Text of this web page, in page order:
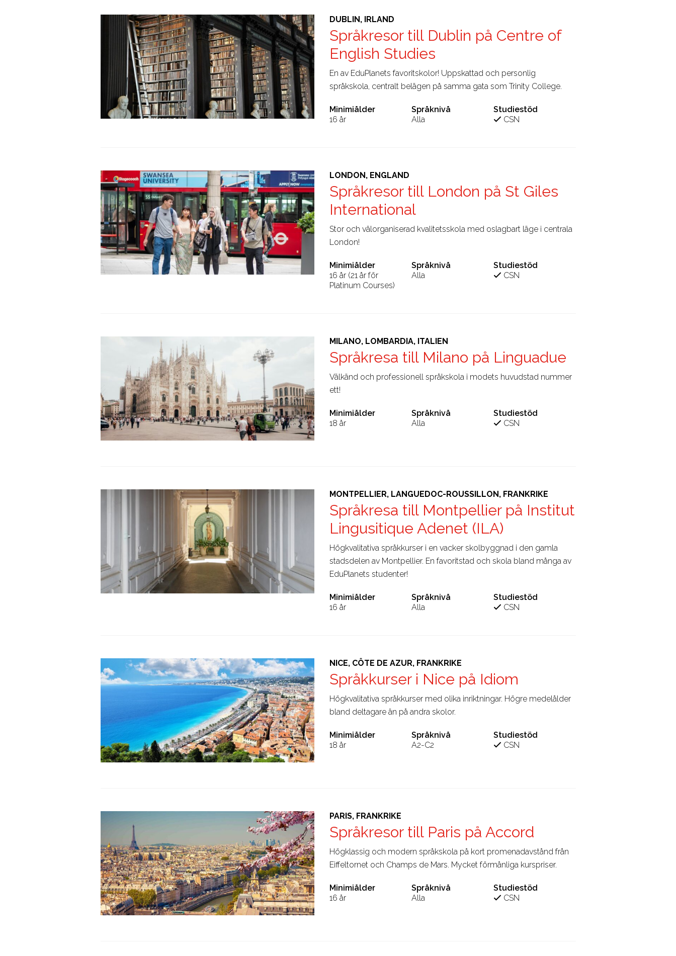
DUBLIN, IRLAND
Språkresor till Dublin på Centre of
English Studies
En av EduPlanets favoritskolor! Uppskattad och personlig
språkskola, centralt belägen på samma gata som Trinity College.
Minimiålder
16 år
Språknivå
Alla
Studiestöd
CSN
LONDON, ENGLAND
Språkresor till London på St Giles
International
Stor och välorganiserad kvalitetsskola med oslagbart läge i centrala
London!
Minimiålder
16 år (21 år för
Platinum Courses)
Språknivå
Alla
Studiestöd
CSN
MILANO, LOMBARDIA, ITALIEN
Språkresa till Milano på Linguadue
Välkänd och professionell språkskola i modets huvudstad nummer
ett!
Minimiålder
18 år
Språknivå
Alla
Studiestöd
CSN
MONTPELLIER, LANGUEDOC-ROUSSILLON, FRANKRIKE
Språkresa till Montpellier på Institut
Lingusitique Adenet (ILA)
Högkvalitativa språkkurser i en vacker skolbyggnad i den gamla
stadsdelen av Montpellier. En favoritstad och skola bland många av
EduPlanets studenter!
Minimiålder
16 år
Språknivå
Alla
Studiestöd
CSN
NICE, CÔTE DE AZUR, FRANKRIKE
Språkkurser i Nice på Idiom
Högkvalitativa språkkurser med olika inriktningar. Högre medelålder
bland deltagare än på andra skolor.
Minimiålder
18 år
Språknivå
A2-C2
Studiestöd
CSN
PARIS, FRANKRIKE
Språkresor till Paris på Accord
Högklassig och modern språkskola på kort promenadavstånd från
Eiffeltornet och Champs de Mars. Mycket förmånliga kurspriser.
Minimiålder
16 år
Språknivå
Alla
Studiestöd
CSN